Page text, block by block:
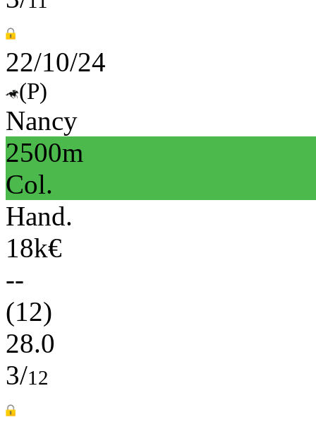
22/10/24
(P)
Nancy
2500m
Col.
Hand.
18k€
--
(12)
28.0
3/12